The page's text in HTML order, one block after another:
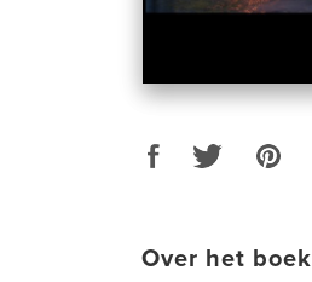
Over het boek